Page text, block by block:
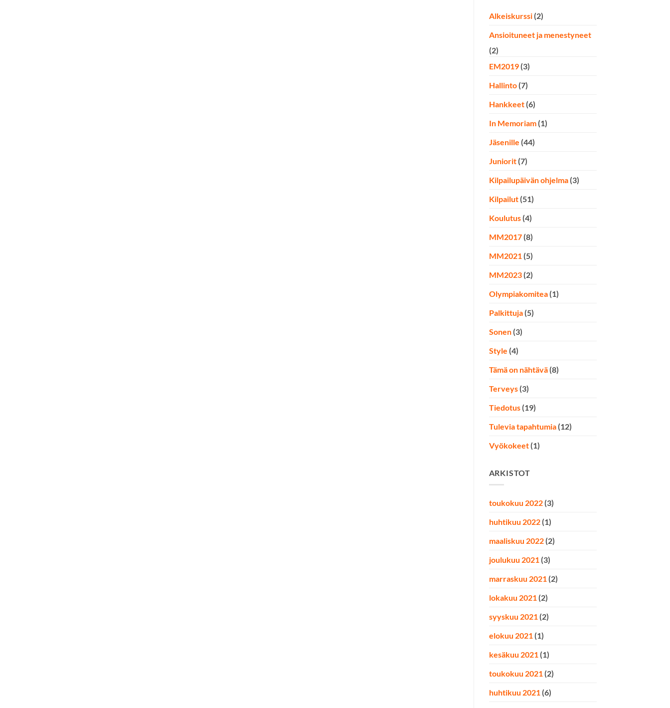
Alkeiskurssi(2)
Ansioituneet ja menestyneet
(2)
EM2019(3)
Hallinto(7)
Hankkeet(6)
In Memoriam(1)
Jäsenille (44)
Juniorit(7)
Kilpailupäivän ohjelma(3)
Kilpailut(51)
Koulutus(4)
MM2017(8)
MM2021(5)
MM2023(2)
Olympiakomitea(1)
Palkittuja(5)
Sonen(3)
Style (4)
Tämä on nähtävä(8)
Terveys(3)
Tiedotus(19)
Tulevia tapahtumia(12)
Vyökokeet(1)
ARKISTOT
toukokuu 2022(3)
huhtikuu 2022(1)
maaliskuu 2022(2)
joulukuu 2021(3)
marraskuu 2021(2)
lokakuu 2021(2)
syyskuu 2021(2)
elokuu 2021(1)
kesäkuu 2021(1)
toukokuu 2021(2)
huhtikuu 2021(6)